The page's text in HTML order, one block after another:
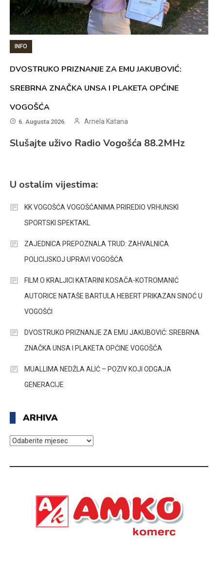
INFO
DVOSTRUKO PRIZNANJE ZA EMU JAKUBOVIĆ:
SREBRNA ZNAČKA UNSA I PLAKETA OPĆINE
VOGOŠĆA
6. Augusta 2026. Arnela Katana
Slušajte uživo Radio Vogošća 88.2MHz
U ostalim vijestima:
KK VOGOŠĆA VOGOŠĆANIMA PRIREDIO VRHUNSKI
SPORTSKI SPEKTAKL
ZAJEDNICA PREPOZNALA TRUD: ZAHVALNICA
POLICIJSKOJ UPRAVI VOGOŠĆA
FILM O KRALJICI KATARINI KOSAČA-KOTROMANIĆ
AUTORICE NATAŠE BARTULA HEBERT PRIKAZAN SINOĆ U
VOGOŠĆI
DVOSTRUKO PRIZNANJE ZA EMU JAKUBOVIĆ: SREBRNA
ZNAČKA UNSA I PLAKETA OPĆINE VOGOŠĆA
MUALLIMA NEDŽLA ALIĆ – POZIV KOJI ODGAJA
GENERACIJE
ARHIVA
ARHIVA